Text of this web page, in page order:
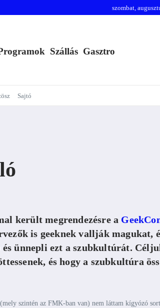
szombat,
Szállás Gasztro
Sajtó
került megrendezésre a
is geeknek vallják magukat,
ünnepli ezt a szubkultúrát.
és hogy a szubkultúra
(mely szintén az FMK-ban van) nem láttam kígyózó